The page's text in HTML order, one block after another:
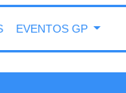
EVENTOS GP